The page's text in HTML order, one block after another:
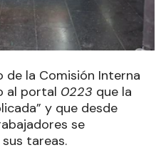
de la Comisión Interna
al portal 0223 que la
y que desde
se
tareas.